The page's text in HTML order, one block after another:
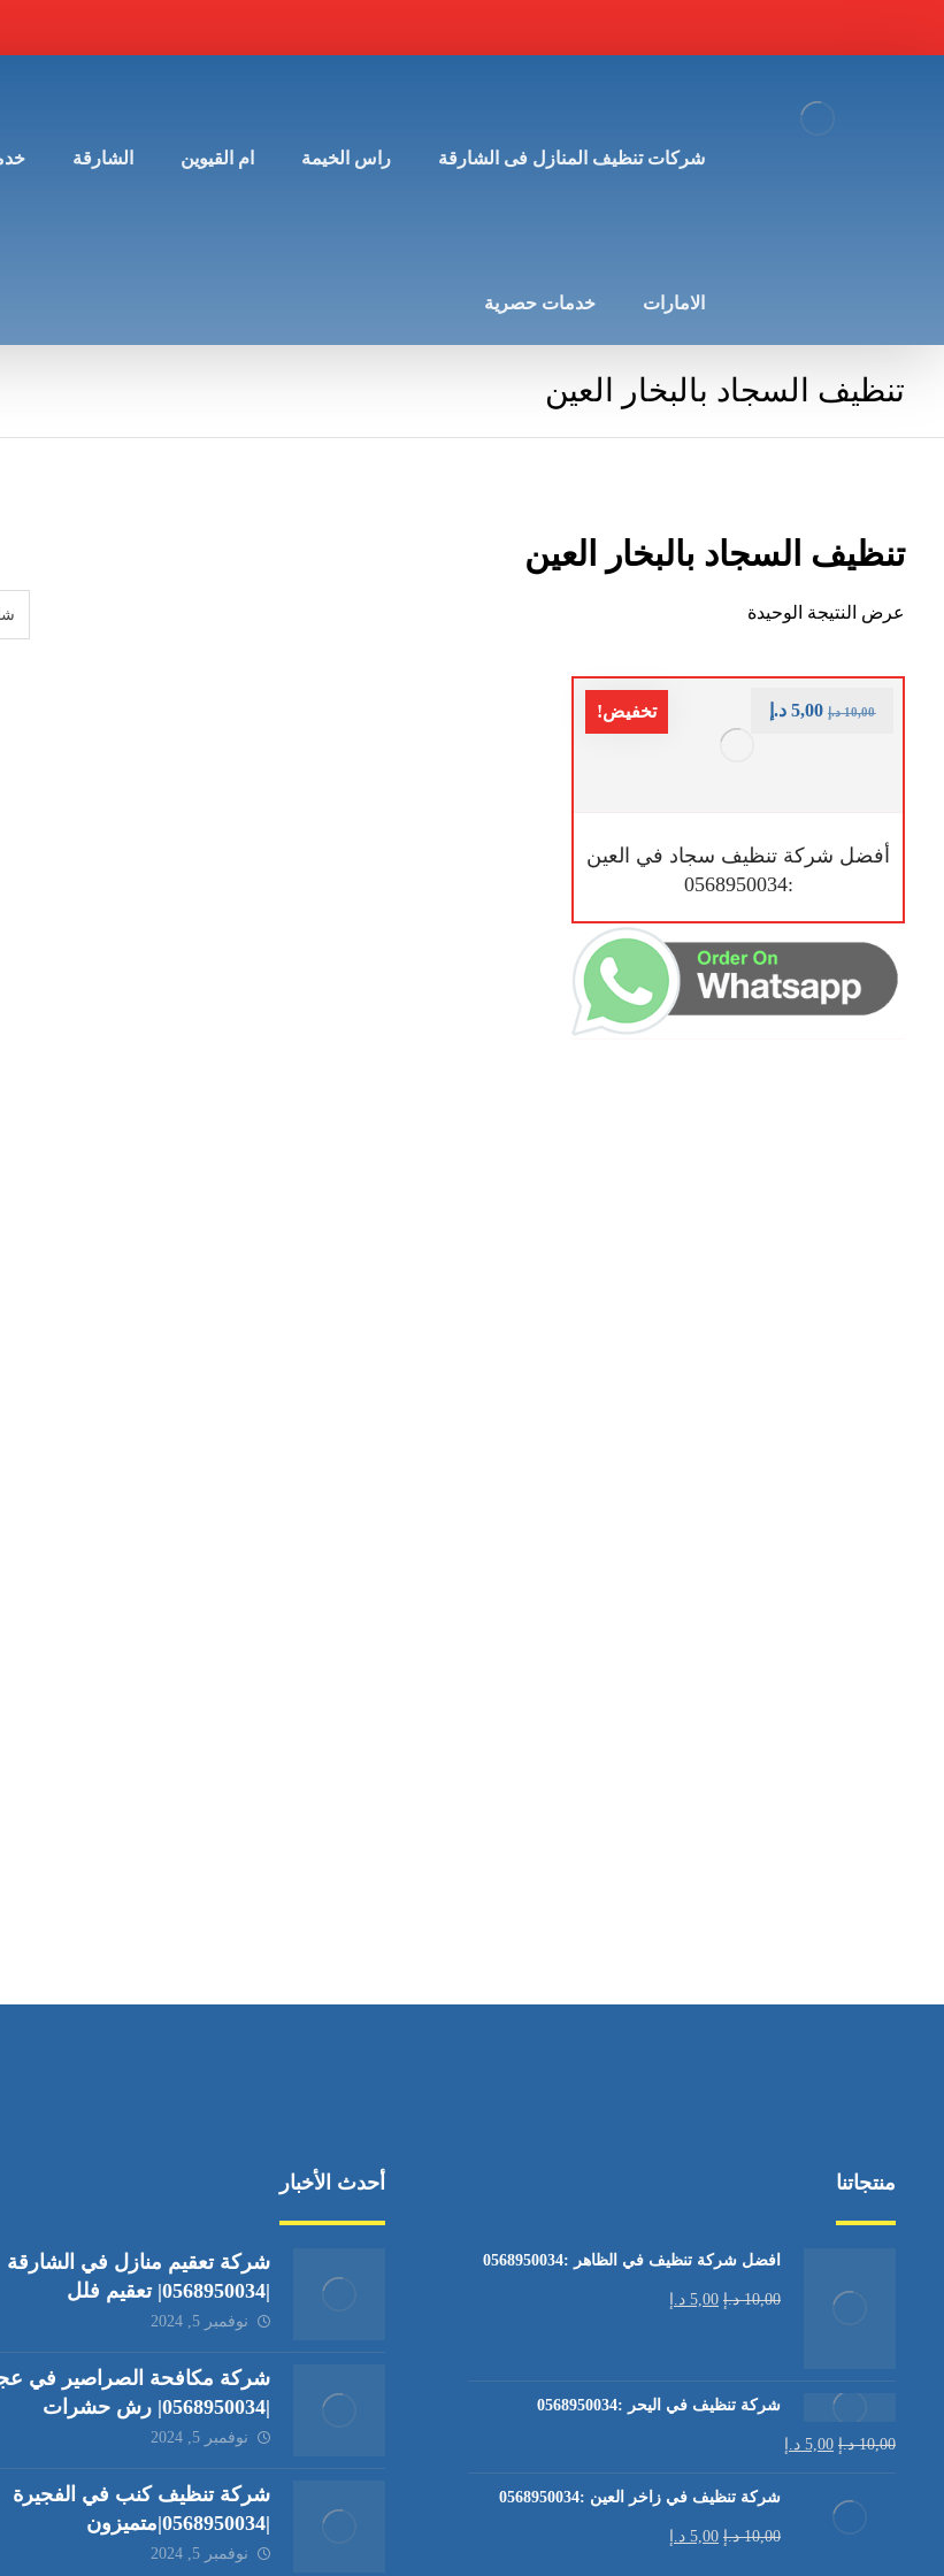
شركات تنظيف المنازل فى الشارقة راس الخيمة ام القيوين الشارقة
الامارات خدمات حصرية
تنظيف السجاد بالبخار العين
تنظيف السجاد بالبخار العين
عرض النتيجة الوحيدة
تخفيض!
أفضل شركة تنظيف سجاد في العين
:0568950034
10,00 د.إ 5,00 د.إ
منتجاتنا
افضل شركة تنظيف في الظاهر :0568950034
10,00 د.إ 5,00 د.إ
شركة تنظيف في اليحر :0568950034
10,00 د.إ 5,00 د.إ
شركة تنظيف في زاخر العين :0568950034
10,00 د.إ 5,00 د.إ
أحدث الأخبار
شركة تعقيم منازل في الشارقة
|0568950034| تعقيم فلل
نوفمبر 5, 2024
شركة مكافحة الصراصير في
|0568950034| رش حشرات
نوفمبر 5, 2024
شركة تنظيف كنب في الفجيرة
|0568950034|متميزون
نوفمبر 5, 2024